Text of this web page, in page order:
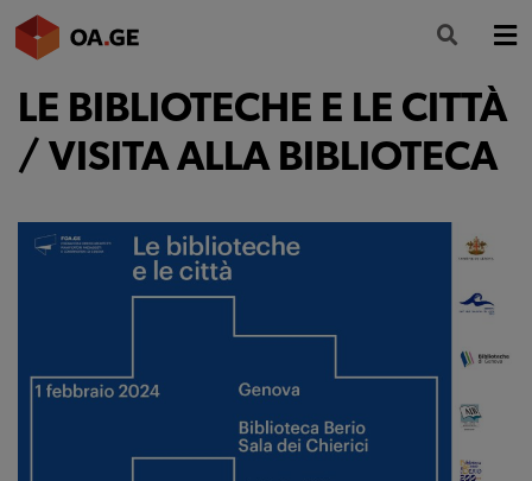
L’ORDINE
AMMINISTRAZIONE TRASPARENTE
SEGRETERIA
LE BIBLIOTECHE E LE CITTÀ
/ VISITA ALLA BIBLIOTECA